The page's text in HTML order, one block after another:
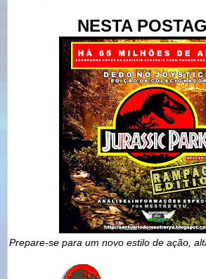
NESTA
Prepare-se para um novo estilo de ação,